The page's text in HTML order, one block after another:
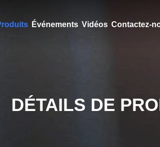
Événements Vidéos Contactez-
DÉTAILS DE